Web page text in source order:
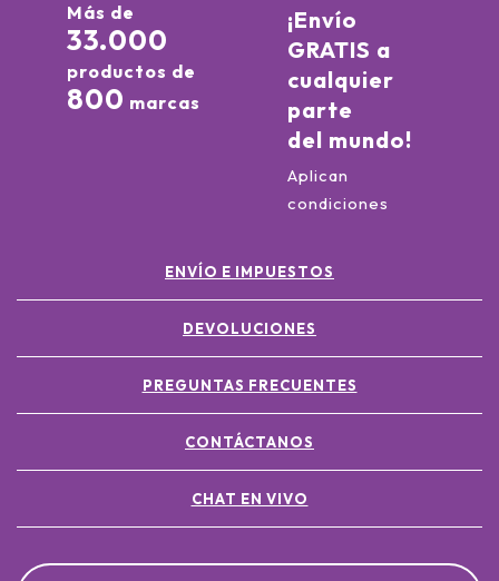
Más de
33.000
productos de
800 marcas
¡Envío
GRATIS a
cualquier
parte
del mundo!
Aplican
condiciones
ENVÍO E IMPUESTOS
DEVOLUCIONES
PREGUNTAS FRECUENTES
CONTÁCTANOS
CHAT EN VIVO